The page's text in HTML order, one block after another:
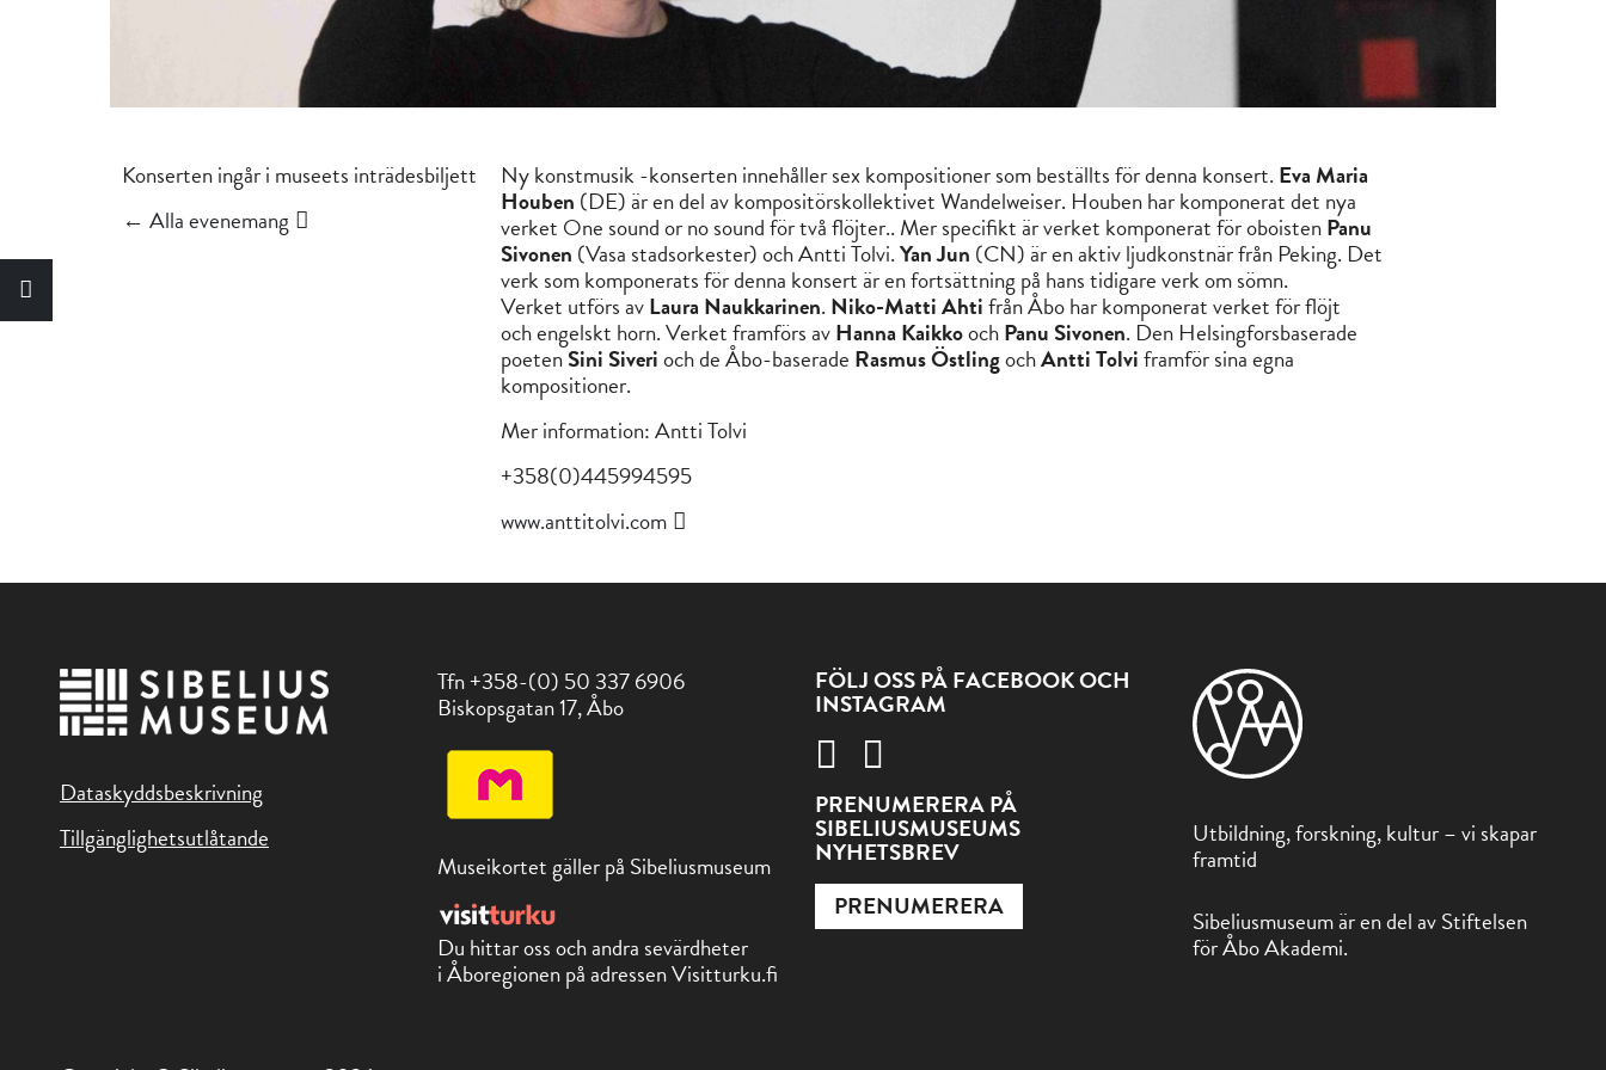
Konserten ingår i museets inträdesbiljett
← Alla evenemang
Ny konstmusik -konserten innehåller sex kompositioner som beställts för denna konsert. Eva Maria
Houben (DE) är en del av kompositörskollektivet Wandelweiser. Houben har komponerat det nya
verket One sound or no sound för två flöjter.. Mer specifikt är verket komponerat för oboistenPanu
Sivonen (Vasa stadsorkester) och Antti Tolvi.Yan Jun (CN) är en aktiv ljudkonstnär från Peking. Det
verk som komponerats för denna konsert är en fortsättning på hans tidigare verk om sömn.
Verket utförs avLaura Naukkarinen. Niko-Matti Ahtifrån Åbo har komponerat verket för flöjt
ochengelskt horn. Verket framförs avHanna KaikkoochPanu Sivonen. Den Helsingforsbaserade
poetenSini Siverioch de Åbo-baserade Rasmus ÖstlingochAntti Tolviframför sina egna
kompositioner.
Mer information: Antti Tolvi
+358(0)445994595
www.anttitolvi.com
Dataskyddsbeskrivning
Tillgänglighetsutlåtande
Tfn +358-(0) 50 337 6906
Biskopsgatan 17, Åbo
Museikortet gäller på Sibeliusmuseum
Du hittar oss och andra sevärdheter
i Åboregionen på adressen Visitturku.fi
FÖLJ OSS PÅ FACEBOOK OCH
INSTAGRAM
PRENUMERERA PÅ
SIBELIUSMUSEUMS
NYHETSBREV
PRENUMERERA
Utbildning, forskning, kultur – vi skapar
framtid
Sibeliusmuseum är en del av Stiftelsen
för Åbo Akademi.